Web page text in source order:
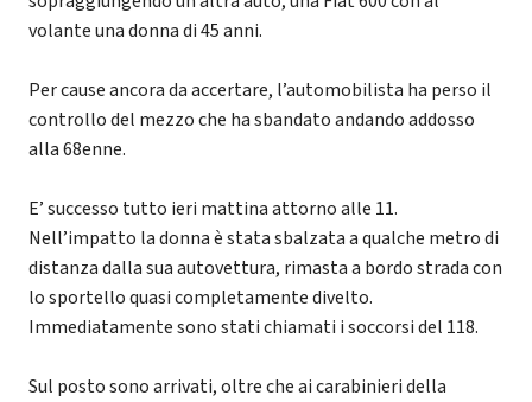
volante una donna di 45 anni.
Per cause ancora da accertare, l’automobilista ha perso il
controllo del mezzo che ha sbandato andando addosso
alla 68enne.
E’ successo tutto ieri mattina attorno alle 11.
Nell’impatto la donna è stata sbalzata a qualche metro di
distanza dalla sua autovettura, rimasta a bordo strada con
lo sportello quasi completamente divelto.
Immediatamente sono stati chiamati i soccorsi del 118.
Sul posto sono arrivati, oltre che ai carabinieri della